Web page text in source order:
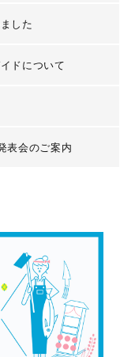
した
ドについて
表会のご案内